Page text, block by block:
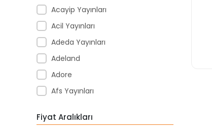
Acayip Yayınları
Acil Yayınları
Adeda Yayınları
Adeland
Adore
Afs Yayınları
Agt
Fiyat Aralıkları